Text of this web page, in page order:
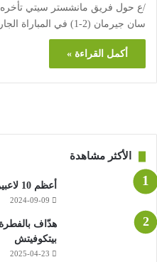
/ع حول فريق مانشستر سيتي
سان جيرمان (2-1) في المباراة الجارية بينمها مساء…
أكمل القراءة »
الأكثر مشاهدة
أعظم 10 لاعبين جزائريين في تاريخ كرة القدم
2024-09-09
هدّاف
بيتكوفيتش
2025-04-23